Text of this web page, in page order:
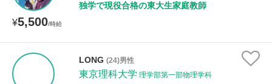
¥5,500/時給
独学で現役合格の東大生家庭教師
LONG (24)男性
東京理科大学 理学部第一部物理学科
授業可能日
月曜日 火曜日 水曜日 木曜日 金曜日